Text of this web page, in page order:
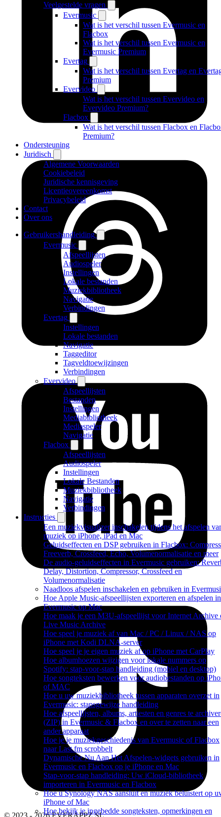
Veelgestelde vragen
Evermusic
Wat is het verschil tussen Evermusic en
Flacbox
Wat is het verschil tussen Evermusic en
Evermusic Premium
Evertag
Wat is het verschil tussen Evertag en
Premium
Evervideo
Wat is het verschil tussen Evervideo en
Evervideo Premium?
Flacbox
Wat is het verschil tussen Flacbox en
Premium?
Ondersteuning
Juridisch
Algemene Voorwaarden
Cookiebeleid
Juridische kennisgeving
Licentieovereenkomst
Privacybeleid
Contact
Over ons
Gebruikershandleiding
Evermusic
Afspeellijsten
Audiospeler
Instellingen
Lokale bestanden
Muziekbibliotheek
Navigatie
Verbindingen
Evertag
Instellingen
Lokale bestanden
Navigatie
Taggeditor
Tagveldtoewijzingen
Verbindingen
Evervideo
Afspeellijsten
Bestanden
Instellingen
Mediabibliotheek
Mediaspeler
Navigatie
Flacbox
Afspeellijsten
Audiospeler
Instellingen
Lokale Bestanden
Muziekbibliotheek
Navigatie
Verbindingen
Instructies
Een muziekvisualizer inschakelen tijdens het afspelen
muziek op iPhone, iPad en Mac
Geluidseffecten en DSP gebruiken in Flacbox:
Freeverb, Crossfeed, Echo, Volumenormalisatie en meer
De audio-geluidseffecten in Evermusic gebruiken:
Delay, Distortion, Compressor, Crossfeed en
Volumenormalisatie
Naadloos afspelen inschakelen en gebruiken in
Hoe Apple Music-afspeellijsten exporteren en afspelen in
Evermusic op Mac
Hoe maak je een M3U-afspeellijst voor Internet Archive
Live Music Archive
Hoe speel je muziek af van Mac / PC / Linux / NAS op
iPhone met Kodi DLNA-server
Hoe speel je je eigen muziek af op iPhone met CarPlay
Hoe albumhoezen wijzigen voor lokale nummers op
Spotify: stap-voor-stap handleiding (mobiel en desktop)
Hoe songteksten bewerken voor audiobestanden op
of MAC
Hoe u uw muziekbibliotheek tussen apparaten overzet in
Evermusic: stapsgewijze handleiding
Hoe afspeellijsten, albums, artiesten en genres te
(ZIP) in Evermusic & Flacbox en over te zetten naar een
ander apparaat
Hoe je je muziekgeschiedenis van Evermusic of Flacbox
naar Last.fm scrobbelt
Dynamische Nu Aan Het Afspelen-widgets gebruiken in
Evermusic en Flacbox op je iPhone en Mac
Stap-voor-stap handleiding: Uw iCloud-bibliotheek
importeren in Evermusic en Flacbox
Hoe u Synology NAS aansluit en muziek beluistert op
iPhone of Mac
Hoe bekijk je ingebedde songteksten, opmerkingen en